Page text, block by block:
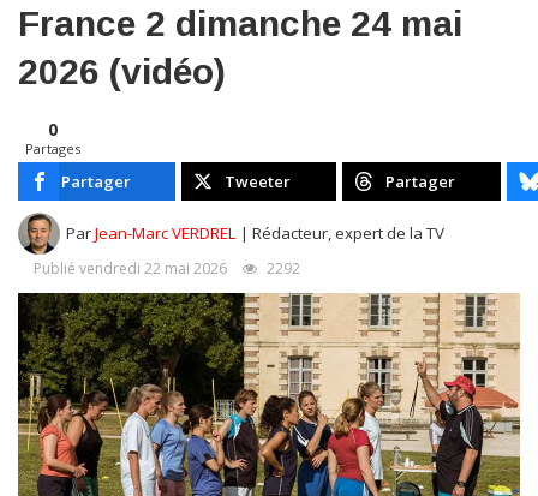
France 2 dimanche 24 mai
2026 (vidéo)
0
Partages
Partager Tweeter Partager
ParJean-Marc VERDREL | Rédacteur, expert de la TV
Publié vendredi 22 mai 2026 2292